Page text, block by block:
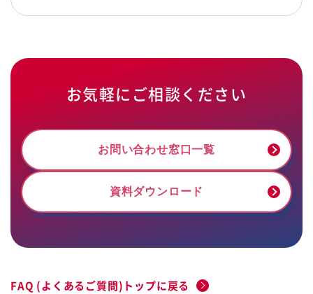
お気軽にご相談ください
お問い合わせ窓口一覧
資料ダウンロード
FAQ (よくあるご質問)トップに戻る